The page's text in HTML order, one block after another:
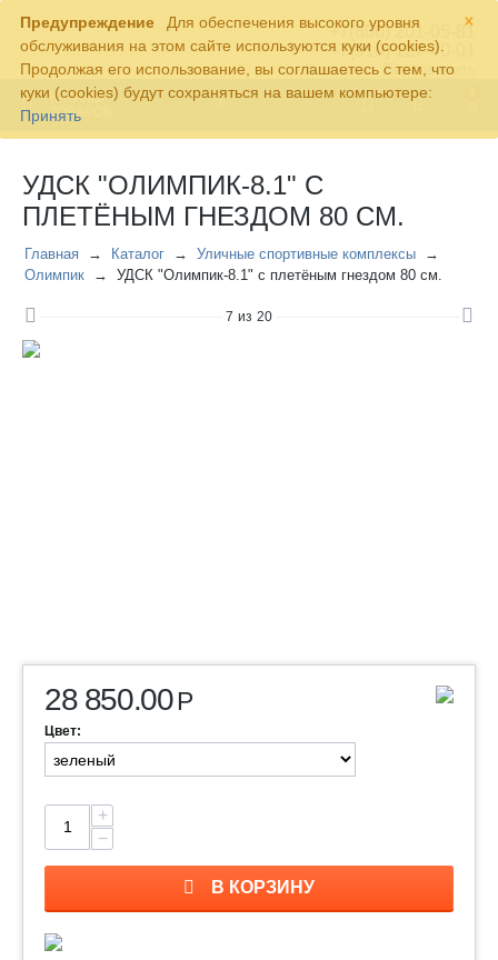
×
Предупреждение
Для обеспечения высокого уровня
обслуживания на этом сайте используются куки (cookies).
Продолжая его использование, вы соглашаетесь с тем, что
куки (cookies) будут сохраняться на вашем компьютере:
Принять
+7(800) 201-05-81
+7(910) 127-40-01
Контакты Перезвонить
КАТАЛОГ
ТОВАРОВ
УДСК "ОЛИМПИК-8.1" С
ПЛЕТЁНЫМ ГНЕЗДОМ 80 СМ.
Главная Каталог
Уличные спортивные комплексы
Олимпик
УДСК "Олимпик-8.1" с плетёным гнездом 80 см.
7 из 20
28 850.00Р
Цвет:
+
−
В КОРЗИНУ